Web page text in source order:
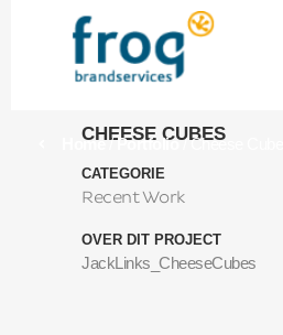
Home/Portfolio/Cheese Cubes
CHEESE CUBES
CATEGORIE
Recent Work
OVER DIT PROJECT
JackLinks_CheeseCubes